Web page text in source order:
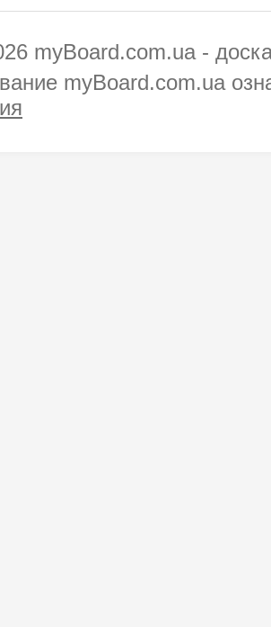
myBoard.com.ua -
myBoard.com.ua